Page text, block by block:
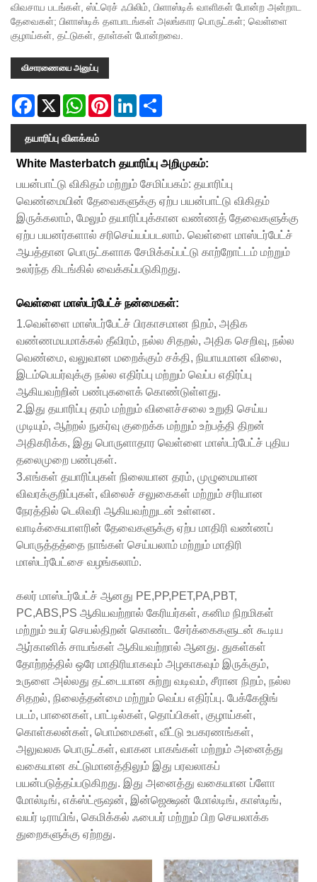
விவசாய படங்கள், ஸ்ட்ரெச் ஃபிலிம், பிளாஸ்டிக் வாளிகள் போன்ற அன்றாட
தேவைகள்; பிளாஸ்டிக் தளபாடங்கள் அலங்கார பொருட்கள்; வெள்ளை
குழாய்கள், தட்டுகள், தாள்கள் போன்றவை.
விசாரணையை அனுப்பு
Facebook
X WhatsAppPinterestLinkedIn
தயாரிப்பு விளக்கம்
White Masterbatch தயாரிப்பு அறிமுகம்:
பயன்பாட்டு விகிதம் மற்றும் சேமிப்பகம்: தயாரிப்பு
வெண்மையின் தேவைகளுக்கு ஏற்ப பயன்பாட்டு விகிதம்
இருக்கலாம், மேலும் தயாரிப்புக்கான வண்ணத் தேவைகளுக்கு
ஏற்ப பயனர்களால் சரிசெய்யப்படலாம். வெள்ளை மாஸ்டர்பேட்ச்
ஆபத்தான பொருட்களாக சேமிக்கப்பட்டு காற்றோட்டம் மற்றும்
உலர்ந்த கிடங்கில் வைக்கப்படுகிறது.
வெள்ளை மாஸ்டர்பேட்ச் நன்மைகள்:
1.வெள்ளை மாஸ்டர்பேட்ச் பிரகாசமான நிறம், அதிக
வண்ணமயமாக்கல் தீவிரம், நல்ல சிதறல், அதிக செறிவு, நல்ல
வெண்மை, வலுவான மறைக்கும் சக்தி, நியாயமான விலை,
இடம்பெயர்வுக்கு நல்ல எதிர்ப்பு மற்றும் வெப்ப எதிர்ப்பு
ஆகியவற்றின் பண்புகளைக் கொண்டுள்ளது.
2.இது தயாரிப்பு தரம் மற்றும் விளைச்சலை உறுதி செய்ய
முடியும், ஆற்றல் நுகர்வு குறைக்க மற்றும் உற்பத்தி திறன்
அதிகரிக்க, இது பொருளாதார வெள்ளை மாஸ்டர்பேட்ச் புதிய
தலைமுறை பண்புகள்.
3.எங்கள் தயாரிப்புகள் நிலையான தரம், முழுமையான
விவரக்குறிப்புகள், விலைச் சலுகைகள் மற்றும் சரியான
நேரத்தில் டெலிவரி ஆகியவற்றுடன் உள்ளன.
வாடிக்கையாளரின் தேவைகளுக்கு ஏற்ப மாதிரி வண்ணப்
பொருத்தத்தை நாங்கள் செய்யலாம் மற்றும் மாதிரி
மாஸ்டர்பேட்சை வழங்கலாம்.
கலர் மாஸ்டர்பேட்ச் ஆனது PE,PP,PET,PA,PBT,
PC,ABS,PS ஆகியவற்றால் கேரியர்கள், கனிம நிறமிகள்
மற்றும் உயர் செயல்திறன் கொண்ட சேர்க்கைகளுடன் கூடிய
ஆர்கானிக் சாயங்கள் ஆகியவற்றால் ஆனது. துகள்கள்
தோற்றத்தில் ஒரே மாதிரியாகவும் அழகாகவும் இருக்கும்,
உருளை அல்லது தட்டையான சுற்று வடிவம், சீரான நிறம், நல்ல
சிதறல், நிலைத்தன்மை மற்றும் வெப்ப எதிர்ப்பு. பேக்கேஜிங்
படம், பானைகள், பாட்டில்கள், தொப்பிகள், குழாய்கள்,
கொள்கலன்கள், பொம்மைகள், வீட்டு உபகரணங்கள்,
அலுவலக பொருட்கள், வாகன பாகங்கள் மற்றும் அனைத்து
வகையான கட்டுமானத்திலும் இது பரவலாகப்
பயன்படுத்தப்படுகிறது. இது அனைத்து வகையான ப்ளோ
மோல்டிங், எக்ஸ்ட்ரூஷன், இன்ஜெக்ஷன் மோல்டிங், காஸ்டிங்,
வயர் டிராயிங், கெமிக்கல் ஃபைபர் மற்றும் பிற செயலாக்க
துறைகளுக்கு ஏற்றது.